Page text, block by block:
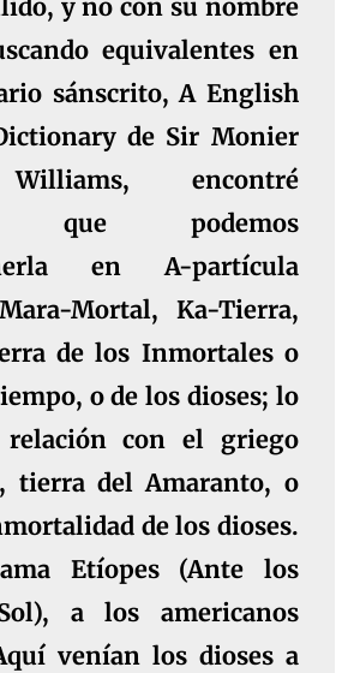
y no con su nombre
equivalentes en
sánscrito, A English
de Sir Monier
encontré
que podemos
en A-partícula
Mortal, Ka-Tierra,
de los Inmortales o
o de los dioses; lo
con el griego
tierra del Amaranto, o
de los dioses.
Etíopes (Ante los
a los americanos
venían los dioses a